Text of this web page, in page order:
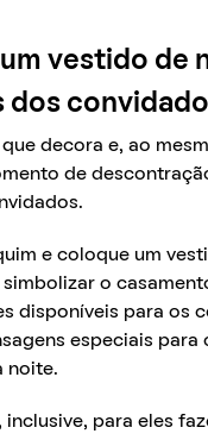
vestido de
dos
que decora e, ao
de
e coloque um
o
disponíveis para os
especiais para
noite.
inclusive, para eles